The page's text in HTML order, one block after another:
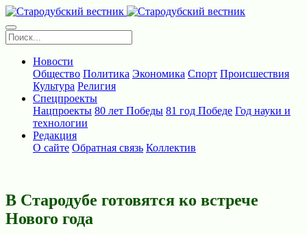
Новости
Общество Политика Экономика Спорт Происшествия
Культура Религия
Спецпроекты
Нацпроекты 80 лет Победы 81 год Победе Год науки и
технологии
Редакция
О сайте Обратная связь Коллектив
В Стародубе готовятся ко встрече
Нового года